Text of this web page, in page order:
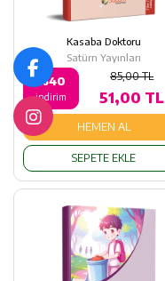
Kasaba Doktoru
Satürn Yayınları
%40
indirim
85,00 TL
51,00 TL
HEMEN AL
SEPETE EKLE